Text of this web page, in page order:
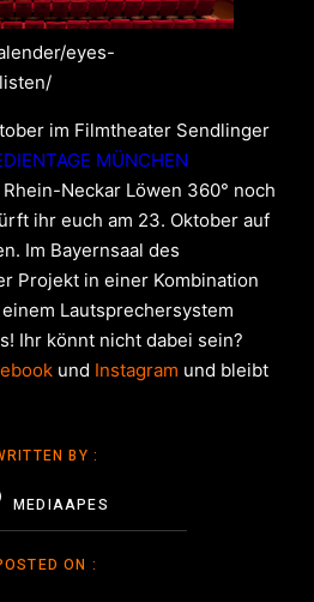
BY :
MEDIAAPES
ON :
eyes-
im Filmtheater Sendlinger
MÜNCHEN
Neckar Löwen 360° noch
ihr euch am 23. Oktober auf
Im Bayernsaal des
Projekt in einer Kombination
Lautsprechersystem
Ihr könnt nicht dabei sein?
und Instagram und bleibt